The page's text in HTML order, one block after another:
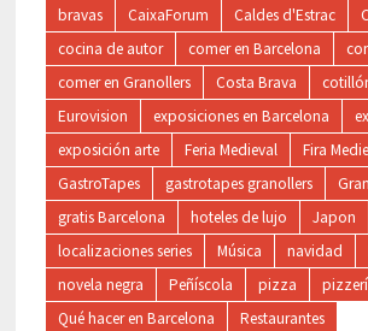
bravas CaixaForum Caldes d'Estrac
cocina de autor
comer en Barcelona
comer en Granollers
Costa Brava
Eurovision
exposiciones en Barcelona
exposición arte
Feria Medieval
Fira
GastroTapes
gastrotapes granollers
gratis Barcelona
hoteles de lujo Japon
localizaciones series
Música navidad
novela negra
Peñíscola pizza
Qué hacer en Barcelona
Restaurantes